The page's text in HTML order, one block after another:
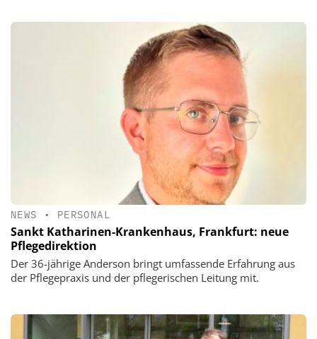
NEWS • PERSONAL
Sankt Katharinen-Krankenhaus, Frankfurt: neue
Pflegedirektion
Der 36-jährige Anderson bringt umfassende Erfahrung aus
der Pflegepraxis und der pflegerischen Leitung mit.